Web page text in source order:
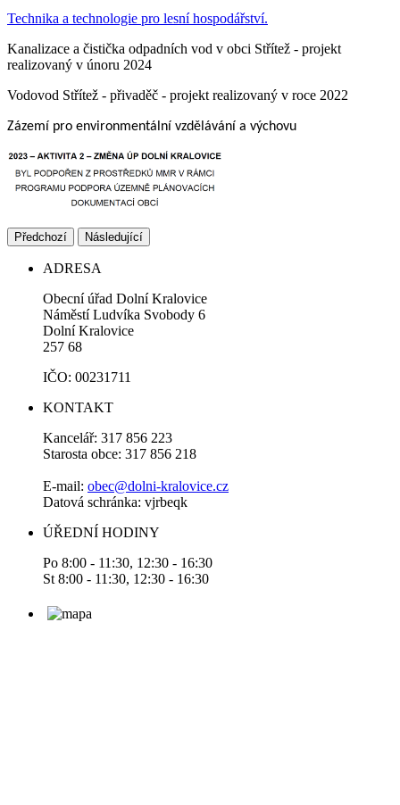
Technika a technologie pro lesní hospodářství.
Kanalizace a čistička odpadních vod v obci Střítež - projekt
realizovaný v únoru 2024
Vodovod Střítež - přivaděč - projekt realizovaný v roce 2022
Zázemí pro environmentální vzdělávání a výchovu
Předchozí Následující
ADRESA
Obecní úřad Dolní Kralovice
Náměstí Ludvíka Svobody 6
Dolní Kralovice
257 68
IČO: 00231711
KONTAKT
Kancelář: 317 856 223
Starosta obce: 317 856 218
E-mail: obec@dolni-kralovice.cz
Datová schránka: vjrbeqk
ÚŘEDNÍ HODINY
Po 8:00 - 11:30, 12:30 - 16:30
St 8:00 - 11:30, 12:30 - 16:30